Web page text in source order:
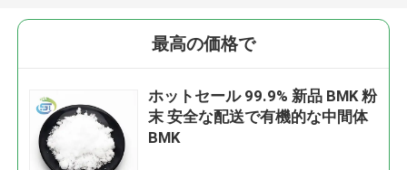
最高の価格で
ホットセール 99.9% 新品 BMK 粉
末 安全な配送で有機的な中間体
BMK